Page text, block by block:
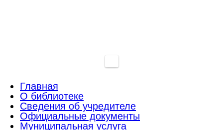
Главная
О библиотеке
Сведения об учредителе
Официальные документы
Муниципальная услуга